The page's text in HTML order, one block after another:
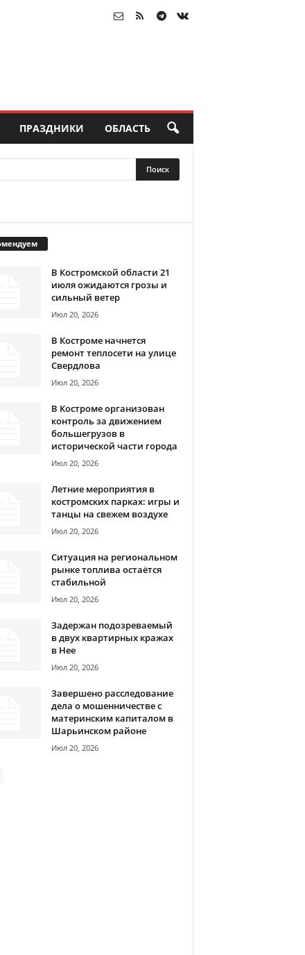
ПРАЗДНИКИ ОБЛАСТЬ
В Костромской области 21
июля ожидаются грозы и
сильный ветер
Июл 20, 2026
В Костроме начнется
ремонт теплосети на улице
Свердлова
Июл 20, 2026
В Костроме организован
контроль за движением
большегрузов в
исторической части города
Июл 20, 2026
Летние мероприятия в
костромских парках: игры и
танцы на свежем воздухе
Июл 20, 2026
Ситуация на региональном
рынке топлива остаётся
стабильной
Июл 20, 2026
Задержан подозреваемый
в двух квартирных кражах
в Нее
Июл 20, 2026
Завершено расследование
дела о мошенничестве с
материнским капиталом в
Шарьинском районе
Июл 20, 2026